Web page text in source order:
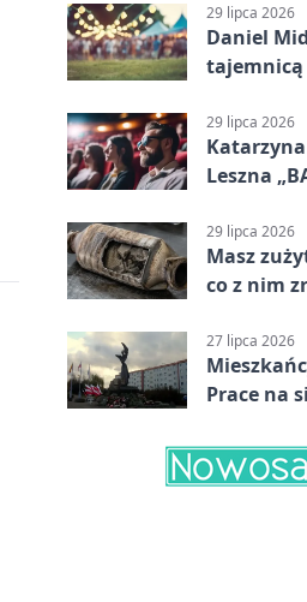
29 lipca 2026
Daniel
29 lipca 2026
Leszna
29 lipca 2026
Masz
co z nim
27 lipca 2026
Prace na